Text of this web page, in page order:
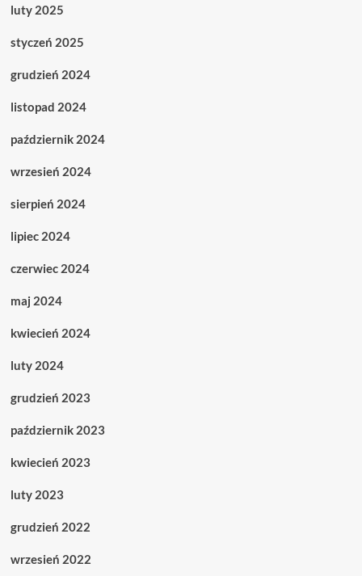
luty 2025
styczeń 2025
grudzień 2024
listopad 2024
październik 2024
wrzesień 2024
sierpień 2024
lipiec 2024
czerwiec 2024
maj 2024
kwiecień 2024
luty 2024
grudzień 2023
październik 2023
kwiecień 2023
luty 2023
grudzień 2022
wrzesień 2022